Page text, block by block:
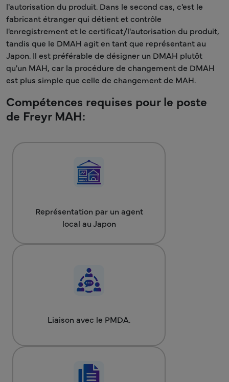
l'autorisation du produit. Dans le second cas, c'est le
fabricant étranger qui détient et contrôle
l'enregistrement et le certificat/l'autorisation du produit,
tandis que le DMAH agit en tant que représentant au
Japon. Il est préférable de désigner un DMAH plutôt
qu'un MAH, car la procédure de changement de DMAH
est plus simple que celle de changement de MAH.
Compétences requises pour le poste
de Freyr MAH:
Représentation par un agent
local au Japon
Liaison avec le PMDA.